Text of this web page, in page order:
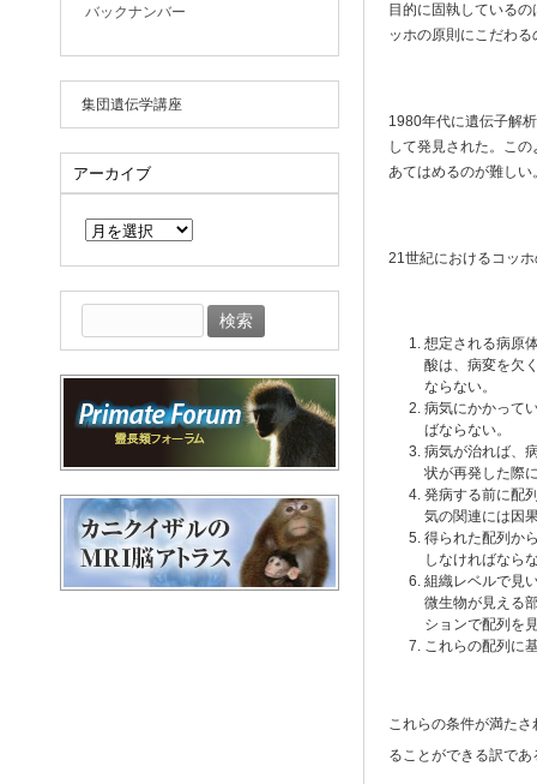
目的に固執している
ッホの原則にこだわ
1980年代に遺伝子解
して発見された。こ
あてはめるのが難しい
21世紀におけるコッ
想定される病原
酸は、病変を欠
ならない。
病気にかかって
ばならない。
病気が治れば、
状が再発した際
発病する前に配
気の関連には因
得られた配列か
しなければなら
組織レベルで見
微生物が見える
ションで配列を
これらの配列に
これらの条件が満た
ることができる訳であ
バックナンバー
集団遺伝学講座
アーカイブ
イ
ブ
索: